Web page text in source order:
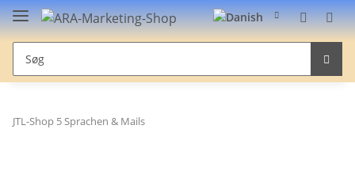
JTL-Shop 5 Sprachen & Mails